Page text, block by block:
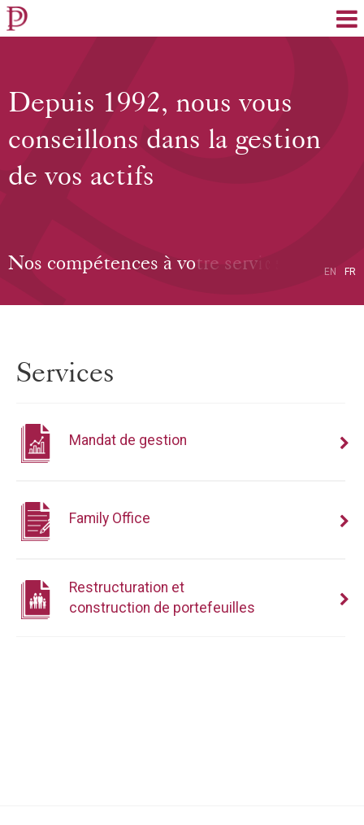
FR
EN
Services
Mandat de gestion
Family Office
Restructuration et
construction de portefeuilles